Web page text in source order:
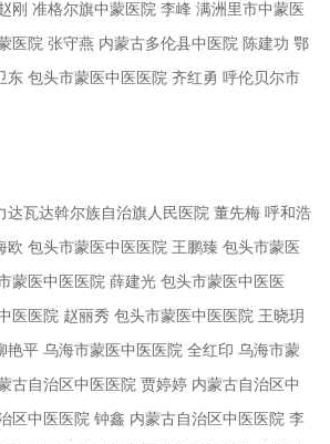
刚 准格尔旗中蒙医院 李峰 满洲里市中蒙医
医院 张守燕 内蒙古多伦县中医院 陈建功 鄂
东 包头市蒙医中医医院 齐红勇 呼伦贝尔市
达瓦达斡尔族自治旗人民医院 董先梅 呼和浩
欧 包头市蒙医中医医院 王鹏臻 包头市蒙医
蒙医中医医院 薛建光 包头市蒙医中医医
医医院 赵丽秀 包头市蒙医中医医院 王晓玥
艳平 乌海市蒙医中医医院 全红印 乌海市蒙
古自治区中医医院 贾婷婷 内蒙古自治区中
区中医医院 钟鑫 内蒙古自治区中医医院 李